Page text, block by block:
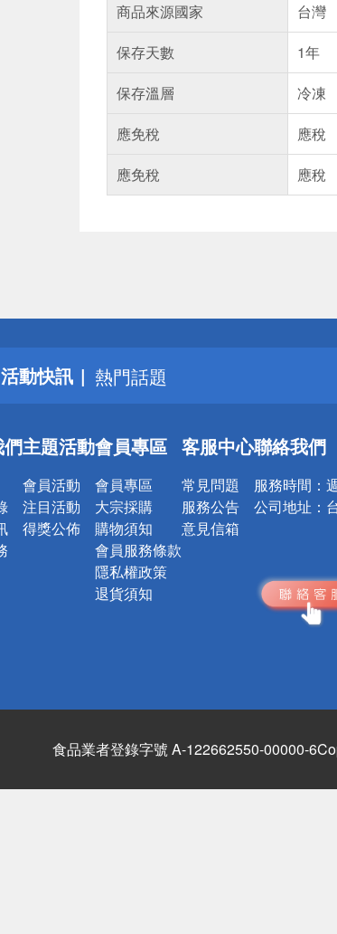
商品來源國家
台灣
保存天數
1年
保存溫層
冷凍
應免稅
應稅
應免稅
應稅
活動快訊
詐騙網頁！請小心！
得獎公告
熱門話題
銀行優惠
詐騙網頁！請小心！
主題活動
會員活動
注目活動
得獎公佈
會員專區
會員專區
大宗採購
購物須知
會員服務條款
隱私權政策
退貨須知
客服中心
常見問題
服務公告
意見信箱
聯絡我們
服務時間：
公司地址：
食品業者登錄字號 A-122662550-00000-6